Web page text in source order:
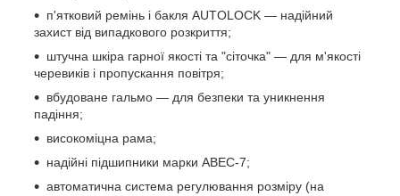
п'ятковий ремінь і бакля AUTOLOCK — надійний
захист від випадкового розкриття;
штучна шкіра гарної якості та "сіточка" — для м'якості
черевиків і пропускання повітря;
вбудоване гальмо — для безпеки та уникнення
падіння;
високоміцна рама;
надійні підшипники марки ABEC-7;
автоматична система регулювання розміру (на